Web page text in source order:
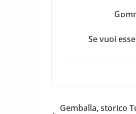
Se vuoi
Gemballa, storico